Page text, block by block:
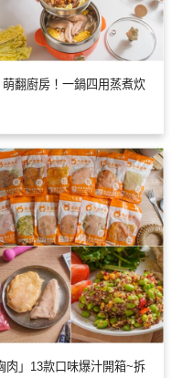
翻廚房！一鍋四用蒸煮炊
肉」13款口味爆汁開箱~拆